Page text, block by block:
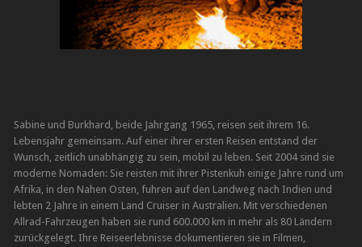
Sabine und Burkhard, beide Jahrgang 1965, reisen seit ihrem 16.
Lebensjahr gemeinsam. Auf einer ihrer ersten Reisen entstand der
Wunsch, zeitlich unabhängig zu sein, mobil zu leben. Seit 2004 sind sie
moderne Nomaden: Sie reisten mit ihrer Pistenkuh einige Jahre rund um
Afrika, in den Nahen Osten, fuhren auf den Landweg nach Indien und
lebten 2 Jahre in einem Land Cruiser in Australien. Mit verschiedenen
Allrad-Fahrzeugen haben sie rund 600.000 km in mehr als 80 Ländern
zurückgelegt. Ihre Reiseerlebnisse dokumentieren sie in Filmen,